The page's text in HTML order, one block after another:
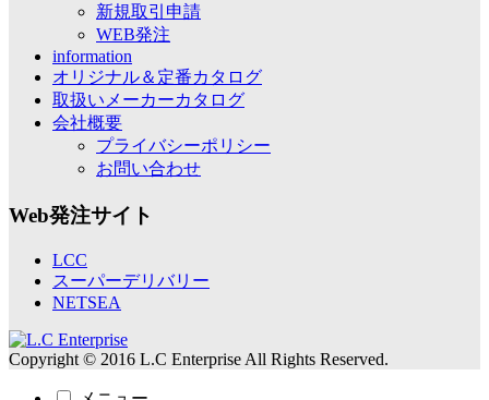
新規取引申請
WEB発注
information
オリジナル＆定番カタログ
取扱いメーカーカタログ
会社概要
プライバシーポリシー
お問い合わせ
Web発注サイト
LCC
スーパーデリバリー
NETSEA
Copyright © 2016 L.C Enterprise All Rights Reserved.